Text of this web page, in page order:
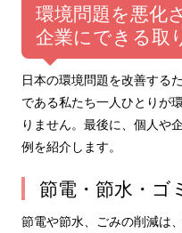
環境問題を悪化
企業にできる取
日本の環境問題を改善する
である私たち一人ひとりが
りません。最後に、個人や
例を紹介します。
節電・節水・ゴ
節電や節水、ごみの削減は